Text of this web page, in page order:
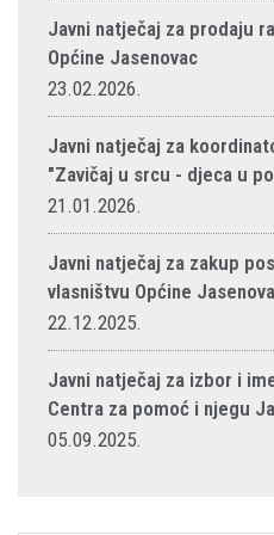
Javni natječaj za prodaju
Općine Jasenovac
23.02.2026.
Javni natječaj za
"Zavičaj u srcu - djeca u
21.01.2026.
Javni natječaj za zakup
vlasništvu Općine
22.12.2025.
Javni natječaj za izbor i
Centra za pomoć i njegu
05.09.2025.